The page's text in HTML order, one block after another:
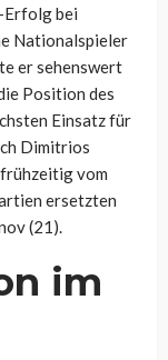
Erfolg bei
Nationalspieler
er sehenswert
Position des
Einsatz für
Dimitrios
frühzeitig vom
ersetzten
(21).
im